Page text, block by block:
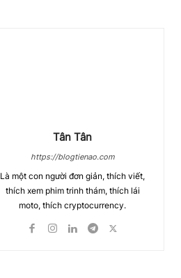
Tân Tân
https://blogtienao.com
Là một con người đơn giản, thích viết,
thích xem phim trinh thám, thích lái
moto, thích cryptocurrency.